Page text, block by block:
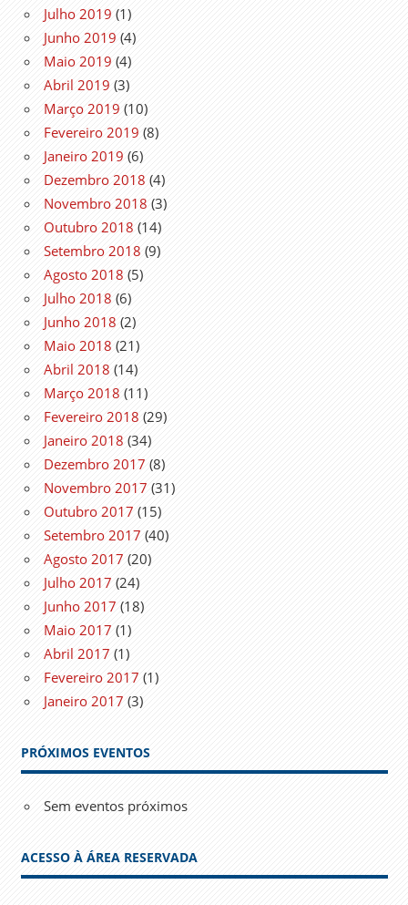
Julho 2019 (1)
Junho 2019 (4)
Maio 2019 (4)
Abril 2019 (3)
Março 2019 (10)
Fevereiro 2019 (8)
Janeiro 2019 (6)
Dezembro 2018 (4)
Novembro 2018 (3)
Outubro 2018 (14)
Setembro 2018 (9)
Agosto 2018 (5)
Julho 2018 (6)
Junho 2018 (2)
Maio 2018 (21)
Abril 2018 (14)
Março 2018 (11)
Fevereiro 2018 (29)
Janeiro 2018 (34)
Dezembro 2017 (8)
Novembro 2017 (31)
Outubro 2017 (15)
Setembro 2017 (40)
Agosto 2017 (20)
Julho 2017 (24)
Junho 2017 (18)
Maio 2017 (1)
Abril 2017 (1)
Fevereiro 2017 (1)
Janeiro 2017 (3)
PRÓXIMOS EVENTOS
Sem eventos próximos
ACESSO À ÁREA RESERVADA